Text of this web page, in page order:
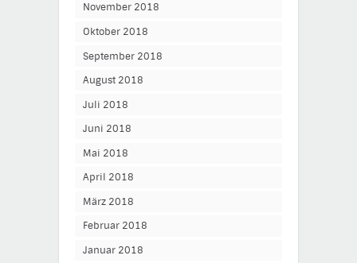
November 2018
Oktober 2018
September 2018
August 2018
Juli 2018
Juni 2018
Mai 2018
April 2018
März 2018
Februar 2018
Januar 2018